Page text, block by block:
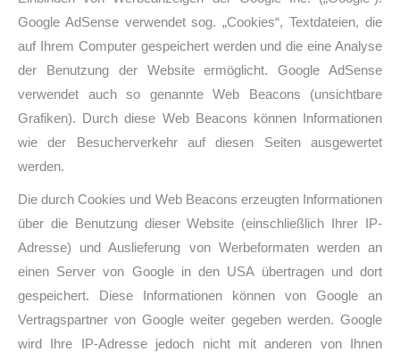
Google AdSense verwendet sog. „Cookies“, Textdateien, die
auf Ihrem Computer gespeichert werden und die eine Analyse
der Benutzung der Website ermöglicht. Google AdSense
verwendet auch so genannte Web Beacons (unsichtbare
Grafiken). Durch diese Web Beacons können Informationen
wie der Besucherverkehr auf diesen Seiten ausgewertet
werden.
Die durch Cookies und Web Beacons erzeugten Informationen
über die Benutzung dieser Website (einschließlich Ihrer IP-
Adresse) und Auslieferung von Werbeformaten werden an
einen Server von Google in den USA übertragen und dort
gespeichert. Diese Informationen können von Google an
Vertragspartner von Google weiter gegeben werden. Google
wird Ihre IP-Adresse jedoch nicht mit anderen von Ihnen